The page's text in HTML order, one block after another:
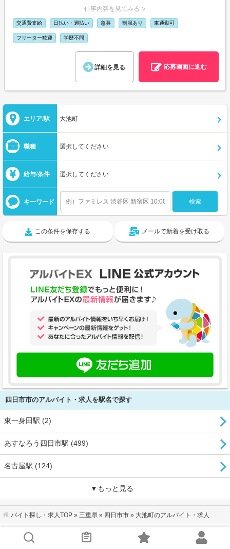
仕事内容を見てみる ∨
交通費支給 日払い・週払い 急募 制服あり 車通勤可
フリーター歓迎 学歴不問
詳細を見る 応募画面に進む
エリア/駅 大池町
職種 選択してください
給与/条件 選択してください
キーワード
この条件を保存する メールで新着を受け取る
四日市市のアルバイト・求人を駅名で探す
東一身田駅 (2)
あすなろう四日市駅 (499)
名古屋駅 (124)
▼もっと見る
バイト探し・求人TOP » 三重県 » 四日市市 » 大池町のアルバイト・求人
会社概要 ｜個人情報の取り扱いについて
お問い合わせ
｜企業ご担当者様へ キーワードから探す